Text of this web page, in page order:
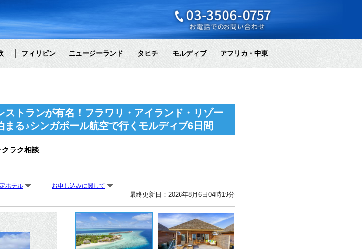
フィリピン ニュージーランド タヒチ モルディブ アフリカ・中東
ストランが有名！フラワリ・アイランド・リゾー
まる♪シンガポール航空で行くモルディブ6日間
ラク相談
ホテル お申し込みに関して
最終更新日：2026年8月6日04時19分